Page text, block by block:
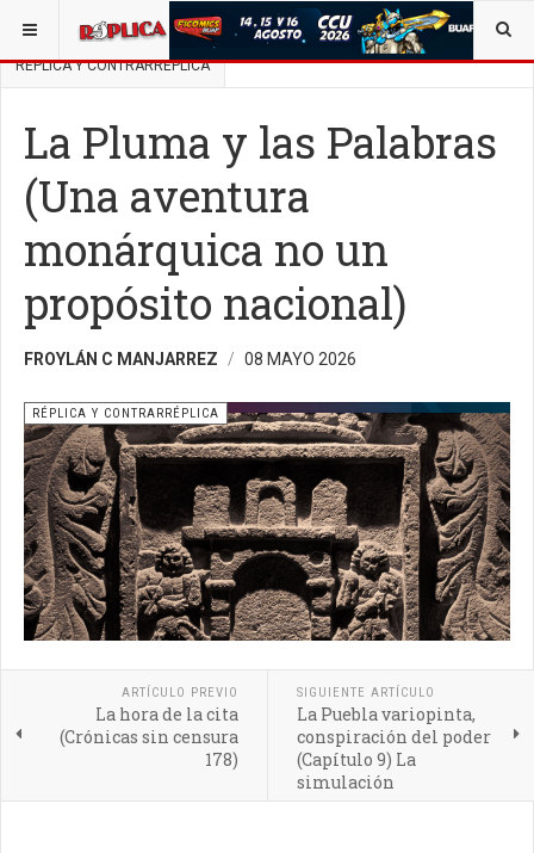
ESTÁ AQUÍ: BUSCAR UN ARTÍCULO EN POLÍTICA
RÉPLICA Y CONTRARRÉPLICA
La Pluma y las Palabras
(Una aventura
monárquica no un
propósito nacional)
FROYLÁN C MANJARREZ 08 MAYO 2026
RÉPLICA Y CONTRARRÉPLICA
ARTÍCULO PREVIO
La hora de la cita
(Crónicas sin censura
178)
SIGUIENTE ARTÍCULO
La Puebla variopinta,
conspiración del poder
(Capítulo 9) La
simulación